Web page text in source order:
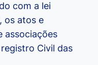
com a lei
os atos e
associações
Civil das